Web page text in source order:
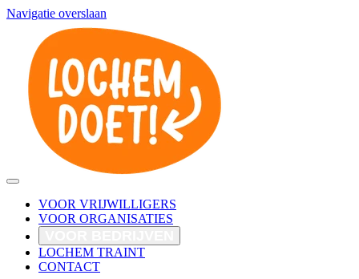
Navigatie overslaan
VOOR VRIJWILLIGERS
VOOR ORGANISATIES
LOCHEM TRAINT
CONTACT